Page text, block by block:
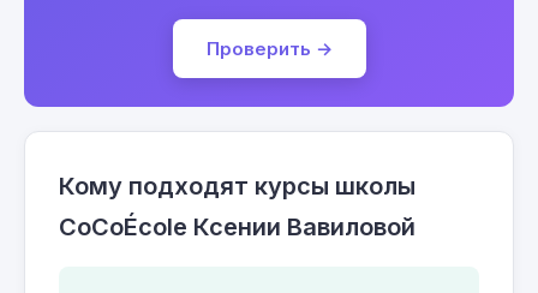
Проверить →
Кому подходят курсы школы
CoCoÉcole Ксении Вавиловой